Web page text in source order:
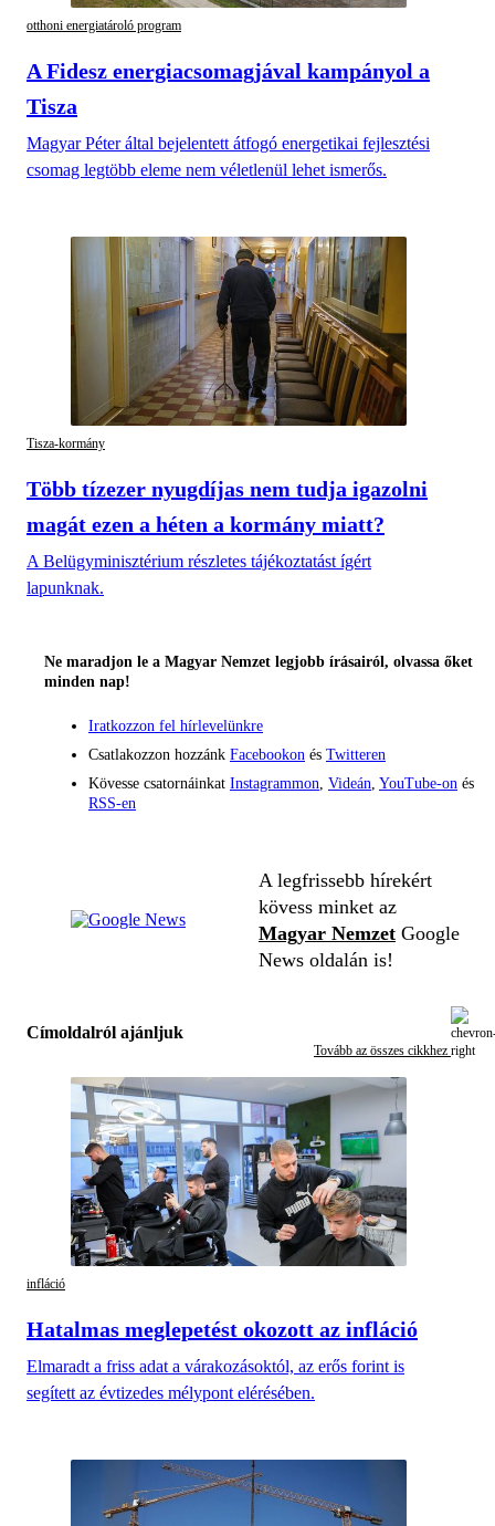
otthoni energiatároló program
A Fidesz energiacsomagjával kampányol a
Tisza
Magyar Péter által bejelentett átfogó energetikai fejlesztési
csomag legtöbb eleme nem véletlenül lehet ismerős.
Tisza-kormány
Több tízezer nyugdíjas nem tudja igazolni
magát ezen a héten a kormány miatt?
A Belügyminisztérium részletes tájékoztatást ígért
lapunknak.
Ne maradjon le a Magyar Nemzet legjobb írásairól, olvassa őket
minden nap!
Iratkozzon fel hírlevelünkre
Csatlakozzon hozzánk Facebookon és Twitteren
Kövesse csatornáinkat Instagrammon Videán YouTube-on és
RSS-en
A legfrissebb hírekért
kövess minket az
Magyar Nemzet Google
News oldalán is!
Címoldalról ajánljuk
Tovább az összes cikkhez
infláció
Hatalmas meglepetést okozott az infláció
Elmaradt a friss adat a várakozásoktól, az erős forint is
segített az évtizedes mélypont elérésében.